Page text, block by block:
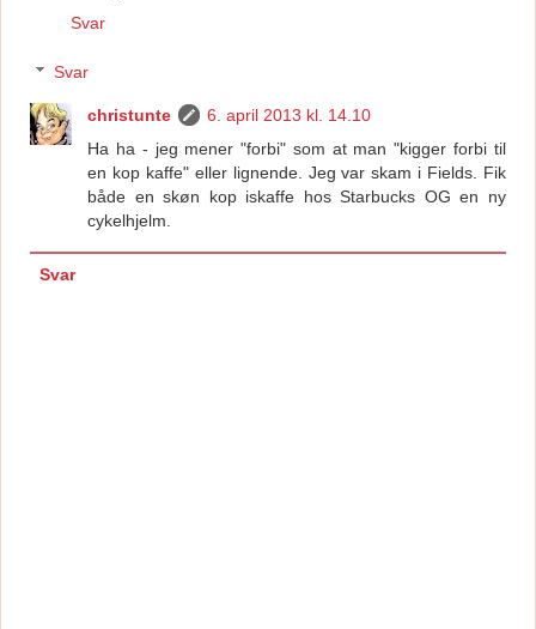
Svar
Svar
christunte
6. april 2013 kl. 14.10
Ha ha - jeg mener "forbi" som at man "kigger forbi til
en kop kaffe" eller lignende. Jeg var skam i Fields. Fik
både en skøn kop iskaffe hos Starbucks OG en ny
cykelhjelm.
Svar